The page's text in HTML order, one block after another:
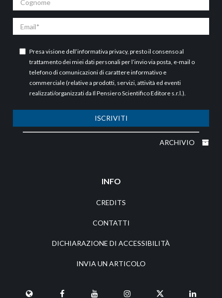
Presa visione dell’informativa privacy, presto il consenso al
trattamento dei miei dati personali per l’invio via posta, e-mail o
telefono di comunicazioni di carattere informativo e
commerciale (relative a prodotti, servizi, attività ed eventi
realizzati/organizzati da Il Pensiero Scientifico Editore s.r.l.).
ISCRIVITI
ARCHIVIO
INFO
CREDITS
CONTATTI
DICHIARAZIONE DI ACCESSIBILITÀ
INVIA UN ARTICOLO